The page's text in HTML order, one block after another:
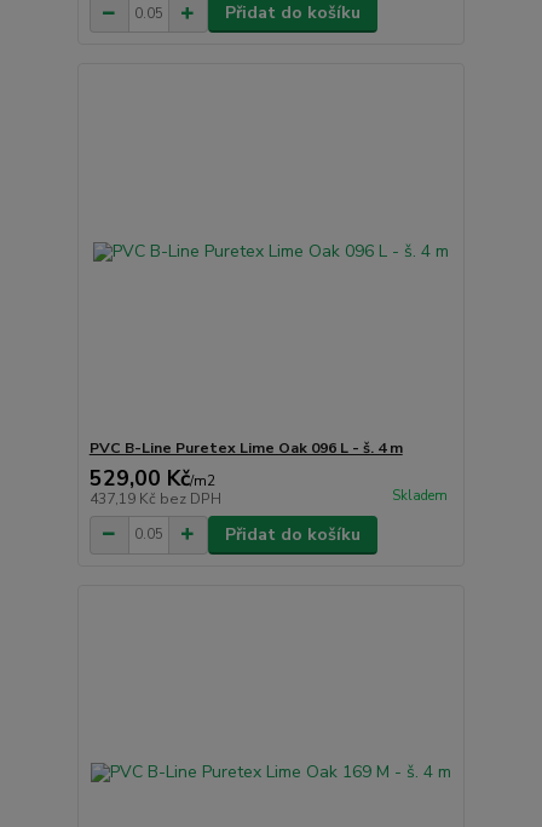
Přidat do košíku
PVC B-Line Puretex Lime Oak 096 L - š. 4 m
529,00 Kč/m2
437,19 Kč bez DPH Skladem
Přidat do košíku